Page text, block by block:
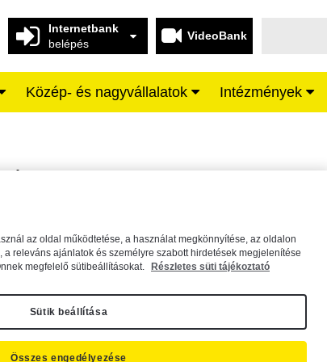
Internetbank
belépés
VideoBank
Közép- és nagyvállalatok Intézmények
kérjük, írja be a keresőszót a mezőbe.
az oldal működtetése, a használat megkönnyítése, az oldalon
releváns ajánlatok és személyre szabott hirdetések megjelenítése
megfelelő sütibeállításokat.
Részletes süti tájékoztató
Sütik beállítása
Összes engedélyezése